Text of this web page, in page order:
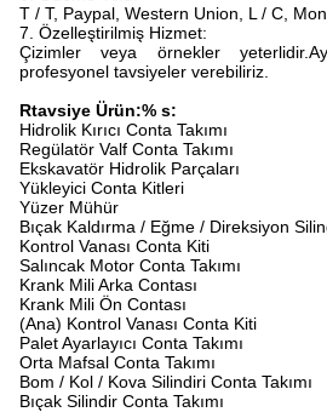
T / T, Paypal, Western Union, L / C,
7. Özelleştirilmiş Hizmet:
Çizimler veya örnekler
profesyonel tavsiyeler verebiliriz.
Rtavsiye Ürün:% s:
Hidrolik Kırıcı Conta Takımı
Regülatör Valf Conta Takımı
Ekskavatör Hidrolik Parçaları
Yükleyici Conta Kitleri
Yüzer Mühür
Bıçak Kaldırma / Eğme / Direksiyon
Kontrol Vanası Conta Kiti
Salıncak Motor Conta Takımı
Krank Mili Arka Contası
Krank Mili Ön Contası
(Ana) Kontrol Vanası Conta Kiti
Palet Ayarlayıcı Conta Takımı
Orta Mafsal Conta Takımı
Bom / Kol / Kova Silindiri Conta Takımı
Bıçak Silindir Conta Takımı